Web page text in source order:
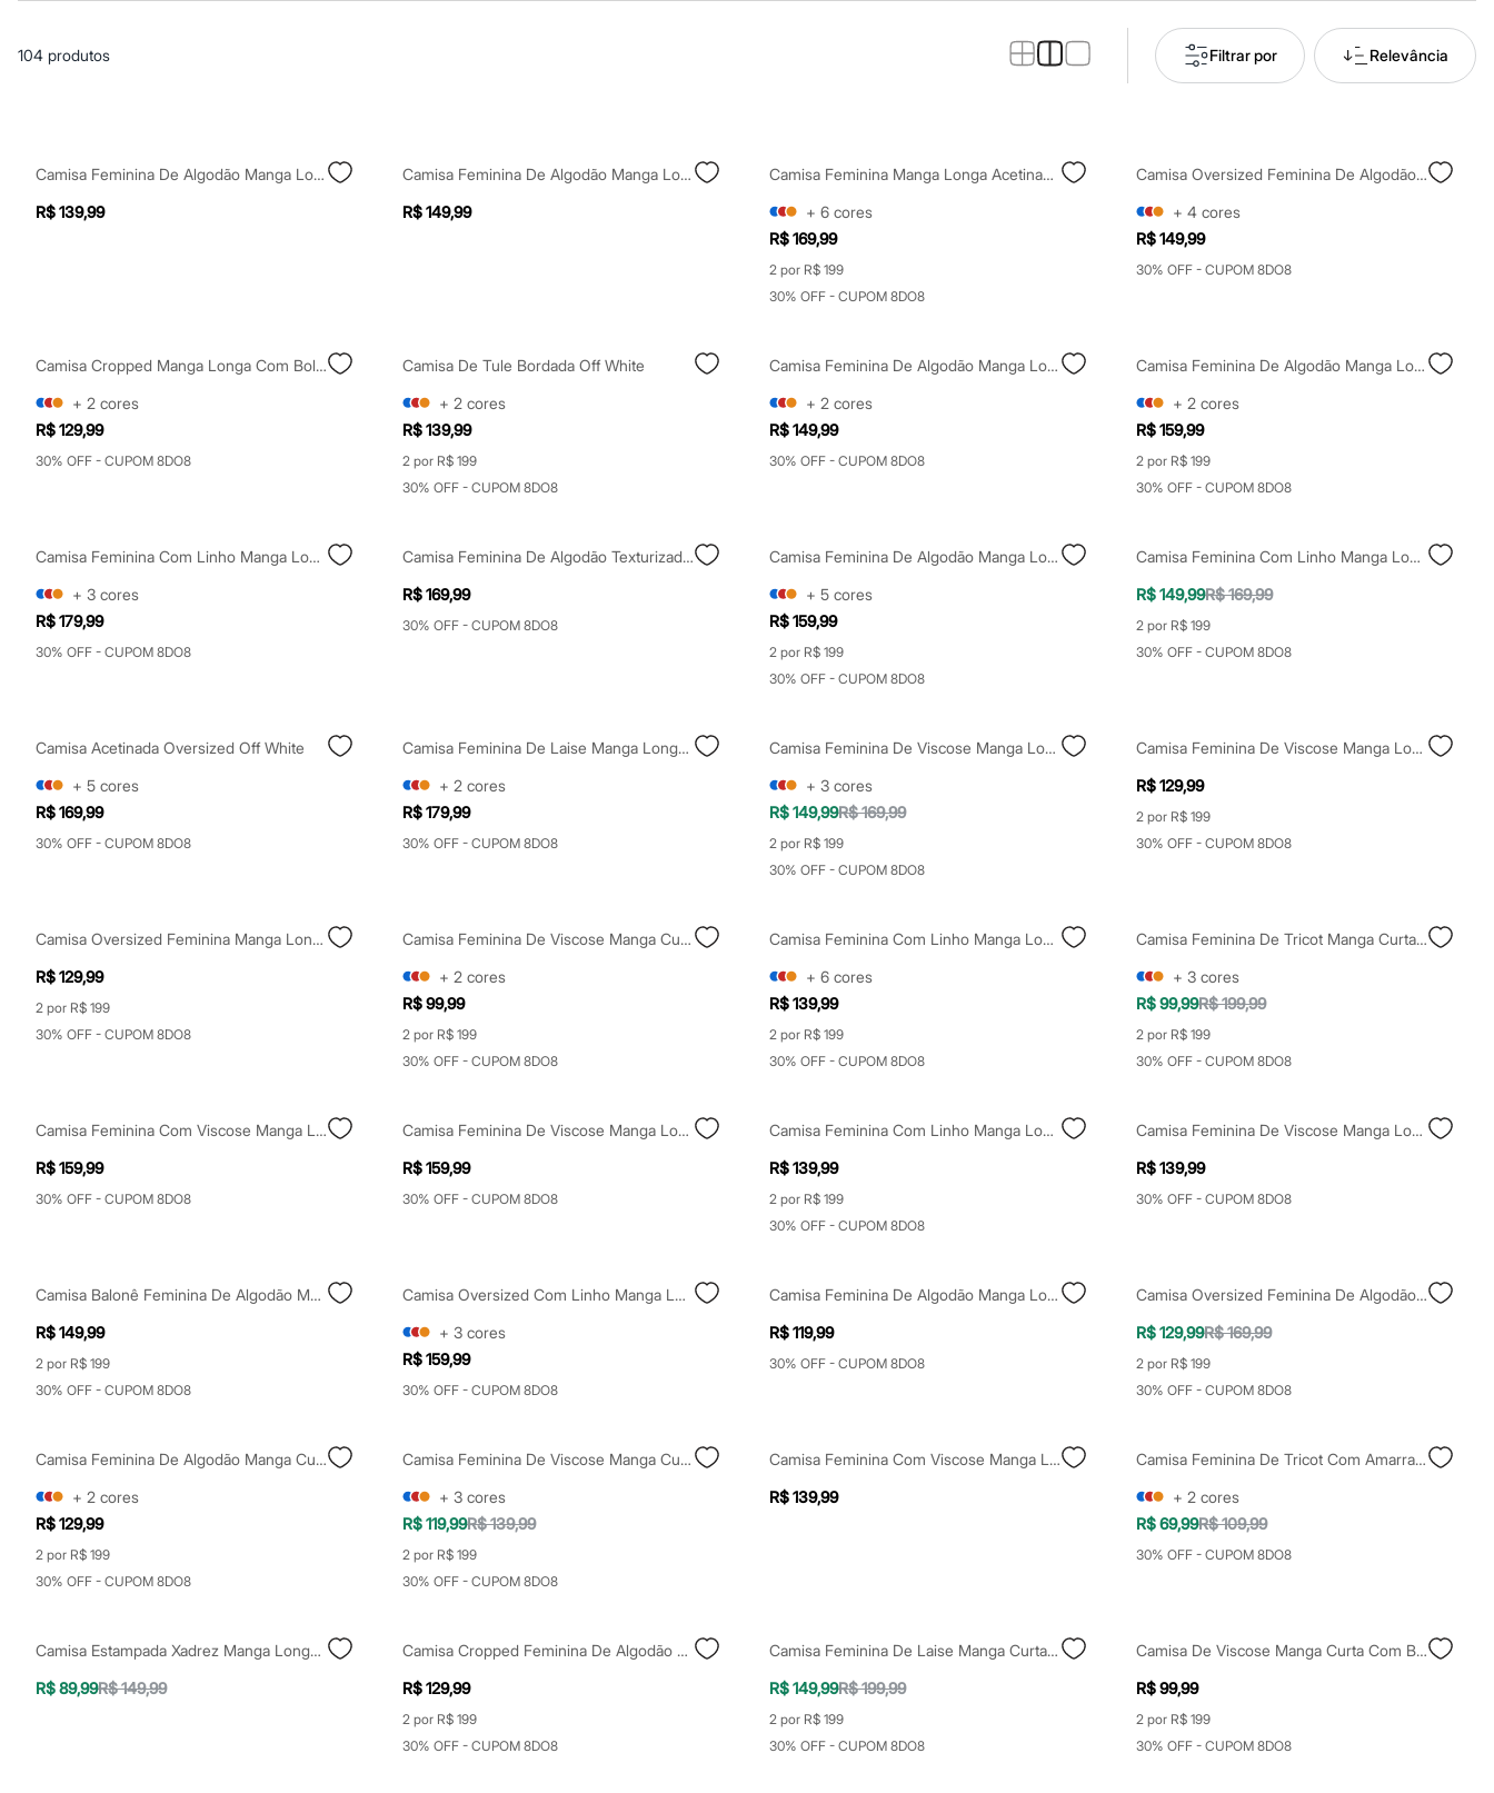
Casacos e Jaquetas
Macacões
Saias
Bonés e Chapéus
Bijoux
Cintos
Óculos
Sapatilhas
Marcas
City
Clock House
Mindset
Acessórios
Blusas
Calçados
Leggings
Shorts e Bermudas
Tops
Pijamas
Moda praia
Biquínis
Maiôs
Saídas de praia
Casacos e Jaquetas
Jeans
Moda esportiva
Shorts e Saias
Vestidos
Masculino
Novidades
Bermudas
Calças
Polos
Acessórios
Bolsas e Mochilas
Chapéus e Bonés
Cintos
Carteiras
Botas
Chinelos
Sapatos
Sandálias e Papetes
Tênis
Moda esportiva
Acessórios
Calças
Calçados
Regatas
104 produtos Filtrar por Relevância
Camisa Feminina De Algodão Manga Longa Off White
R$ 139,99
Camisa Feminina De Algodão Manga Longa Oversized Off White
R$ 149,99
Camisa Feminina Manga Longa Acetinada Off White
+ 6 cores
R$ 169,99
2 por R$ 199
30% OFF - CUPOM 8DO8
Camisa Oversized Feminina De Algodão Off White
+ 4 cores
R$ 149,99
30% OFF - CUPOM 8DO8
Camisa Cropped Manga Longa Com Bolsos Off White
+ 2 cores
R$ 129,99
30% OFF - CUPOM 8DO8
Camisa De Tule Bordada Off White
+ 2 cores
R$ 139,99
2 por R$ 199
30% OFF - CUPOM 8DO8
Camisa Feminina De Algodão Manga Longa Off White
+ 2 cores
R$ 149,99
30% OFF - CUPOM 8DO8
Camisa Feminina De Algodão Manga Longa Off White
+ 2 cores
R$ 159,99
2 por R$ 199
30% OFF - CUPOM 8DO8
Camisa Feminina Com Linho Manga Longa Off White
+ 3 cores
R$ 179,99
30% OFF - CUPOM 8DO8
Camisa Feminina De Algodão Texturizada Off White
R$ 169,99
30% OFF - CUPOM 8DO8
Camisa Feminina De Algodão Manga Longa Off White
+ 5 cores
R$ 159,99
2 por R$ 199
30% OFF - CUPOM 8DO8
Camisa Feminina Com Linho Manga Longa Off White
R$ 149,99R$ 169,99
2 por R$ 199
30% OFF - CUPOM 8DO8
Camisa Acetinada Oversized Off White
+ 5 cores
R$ 169,99
30% OFF - CUPOM 8DO8
Camisa Feminina De Laise Manga Longa Off White
+ 2 cores
R$ 179,99
30% OFF - CUPOM 8DO8
Camisa Feminina De Viscose Manga Longa Franzida Off White
+ 3 cores
R$ 149,99R$ 169,99
2 por R$ 199
30% OFF - CUPOM 8DO8
Camisa Feminina De Viscose Manga Longa Off White
R$ 129,99
2 por R$ 199
30% OFF - CUPOM 8DO8
Camisa Oversized Feminina Manga Longa Listrada Off White
R$ 129,99
2 por R$ 199
30% OFF - CUPOM 8DO8
Camisa Feminina De Viscose Manga Curta Off White
+ 2 cores
R$ 99,99
2 por R$ 199
30% OFF - CUPOM 8DO8
Camisa Feminina Com Linho Manga Longa Off White
+ 6 cores
R$ 139,99
2 por R$ 199
30% OFF - CUPOM 8DO8
Camisa Feminina De Tricot Manga Curta Off White
+ 3 cores
R$ 99,99R$ 199,99
2 por R$ 199
30% OFF - CUPOM 8DO8
Camisa Feminina Com Viscose Manga Longa Off White
R$ 159,99
30% OFF - CUPOM 8DO8
Camisa Feminina De Viscose Manga Longa Off White
R$ 159,99
30% OFF - CUPOM 8DO8
Camisa Feminina Com Linho Manga Longa Off White
R$ 139,99
2 por R$ 199
30% OFF - CUPOM 8DO8
Camisa Feminina De Viscose Manga Longa Off White
R$ 139,99
30% OFF - CUPOM 8DO8
Camisa Balonê Feminina De Algodão Manga Longa Off White
R$ 149,99
2 por R$ 199
30% OFF - CUPOM 8DO8
Camisa Oversized Com Linho Manga Longa Off White
+ 3 cores
R$ 159,99
30% OFF - CUPOM 8DO8
Camisa Feminina De Algodão Manga Longa Off White
R$ 119,99
30% OFF - CUPOM 8DO8
Camisa Oversized Feminina De Algodão Plus Size Off White
R$ 129,99R$ 169,99
2 por R$ 199
30% OFF - CUPOM 8DO8
Camisa Feminina De Algodão Manga Curta Com Bolsos Off White
+ 2 cores
R$ 129,99
2 por R$ 199
30% OFF - CUPOM 8DO8
Camisa Feminina De Viscose Manga Curta Texturizada Off White
+ 3 cores
R$ 119,99R$ 139,99
2 por R$ 199
30% OFF - CUPOM 8DO8
Camisa Feminina Com Viscose Manga Longa Texturizada Off White
R$ 139,99
Camisa Feminina De Tricot Com Amarração Bicolor Off White
+ 2 cores
R$ 69,99R$ 109,99
30% OFF - CUPOM 8DO8
Camisa Estampada Xadrez Manga Longa Mindset Off White
R$ 89,99R$ 149,99
Camisa Cropped Feminina De Algodão Manga Longa Listrada Off White
R$ 129,99
2 por R$ 199
30% OFF - CUPOM 8DO8
Camisa Feminina De Laise Manga Curta Plus Size Off White
R$ 149,99R$ 199,99
2 por R$ 199
30% OFF - CUPOM 8DO8
Camisa De Viscose Manga Curta Com Bolso Off White
R$ 99,99
2 por R$ 199
30% OFF - CUPOM 8DO8